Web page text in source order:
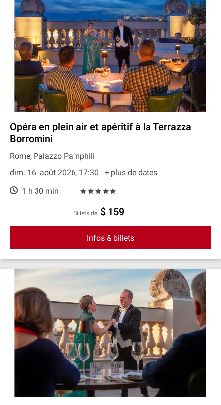
Opéra en plein air et apéritif à la Terrazza
Borromini
Rome, Palazzo Pamphili
dim. 16. août 2026, 17:30
+ plus de dates
1 h 30 min
Billets de $ 159
Infos & billets